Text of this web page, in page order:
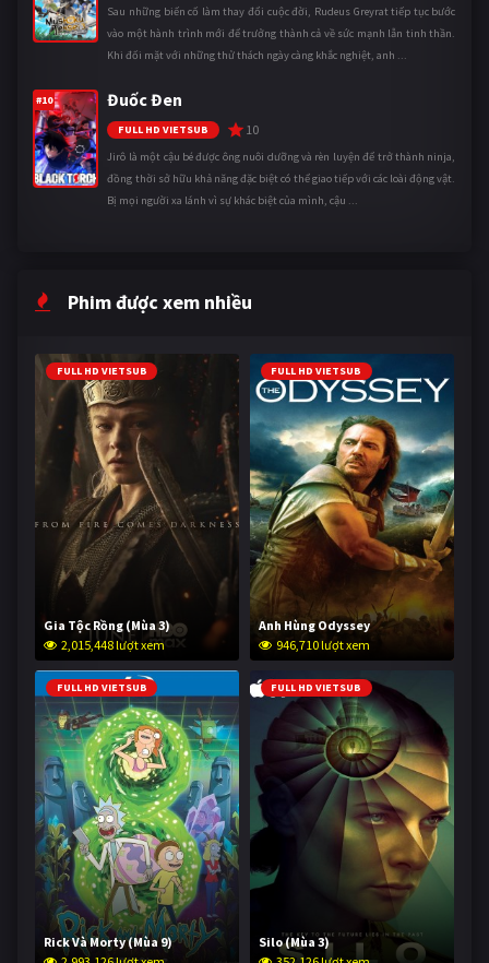
Sau những biến cố làm thay đổi cuộc đời, Rudeus Greyrat tiếp tục bước
vào một hành trình mới để trưởng thành cả về sức mạnh lẫn tinh thần.
Khi đối mặt với những thử thách ngày càng khắc nghiệt, anh ...
#10 Đuốc Đen
FULL HD VIETSUB 10
Jirô là một cậu bé được ông nuôi dưỡng và rèn luyện để trở thành ninja,
đồng thời sở hữu khả năng đặc biệt có thể giao tiếp với các loài động vật.
Bị mọi người xa lánh vì sự khác biệt của mình, cậu ...
Phim được xem nhiều
FULL HD VIETSUB
Gia Tộc Rồng (Mùa 3)
2,015,448 lượt xem
FULL HD VIETSUB
Anh Hùng Odyssey
946,710 lượt xem
FULL HD VIETSUB
Rick Và Morty (Mùa 9)
FULL HD VIETSUB
Silo (Mùa 3)